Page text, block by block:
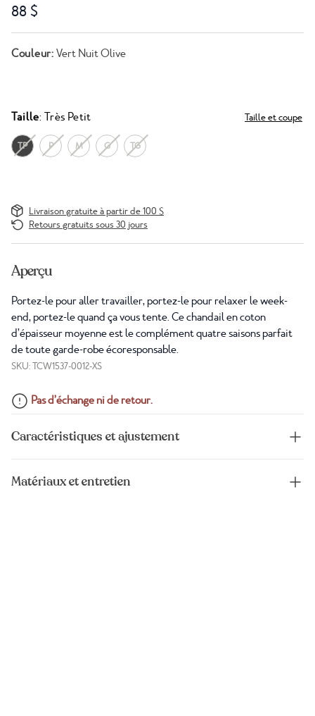
88 $
Couleur: Vert Nuit Olive
Taille: Très Petit Taille et coupe
TP P M G TG
Livraison gratuite à partir de 100 $
Retours gratuits sous 30 jours
Aperçu
Portez-le pour aller travailler, portez-le pour relaxer le week-
end, portez-le quand ça vous tente. Ce chandail en coton
d’épaisseur moyenne est le complément quatre saisons parfait
de toute garde-robe écoresponsable.
SKU: TCW1537-0012-XS
Pas d’échange ni de retour.
Caractéristiques et ajustement
Matériaux et entretien